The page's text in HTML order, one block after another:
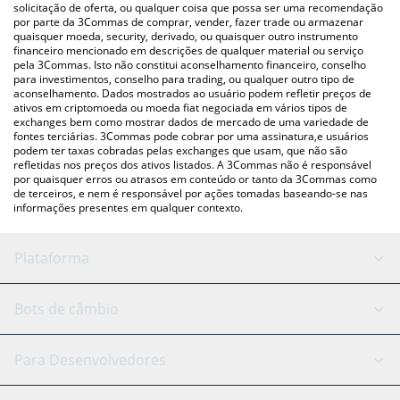
acima para verificar o último preço de FATGF nas principais
moedas fiat e criptográficas.
solicitação de oferta, ou qualquer coisa que possa ser uma recomendação
por parte da 3Commas de comprar, vender, fazer trade ou armazenar
quaisquer moeda, security, derivado, ou quaisquer outro instrumento
financeiro mencionado em descrições de qualquer material ou serviço
pela 3Commas. Isto não constitui aconselhamento financeiro, conselho
para investimentos, conselho para trading, ou qualquer outro tipo de
aconselhamento. Dados mostrados ao usuário podem refletir preços de
ativos em criptomoeda ou moeda fiat negociada em vários tipos de
exchanges bem como mostrar dados de mercado de uma variedade de
fontes terciárias. 3Commas pode cobrar por uma assinatura,e usuários
podem ter taxas cobradas pelas exchanges que usam, que não são
refletidas nos preços dos ativos listados. A 3Commas não é responsável
por quaisquer erros ou atrasos em conteúdo or tanto da 3Commas como
de terceiros, e nem é responsável por ações tomadas baseando-se nas
informações presentes em qualquer contexto.
Plataforma
Bot GRID
Signal Bot
Assistente de IA
Bots de câmbio
Binance
Para Desenvolvedores